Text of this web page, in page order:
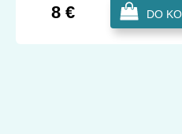
8 € DO